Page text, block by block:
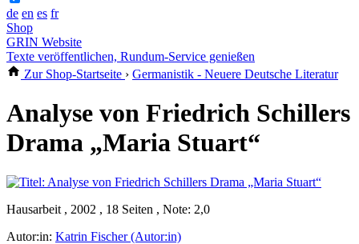
de en es fr
Shop
GRIN Website
Texte veröffentlichen, Rundum-Service genießen
Zur Shop-Startseite › Germanistik - Neuere Deutsche Literatur
Analyse von Friedrich Schillers
Drama „Maria Stuart“
Hausarbeit , 2002 , 18 Seiten , Note: 2,0
Autor:in: Katrin Fischer (Autor:in)